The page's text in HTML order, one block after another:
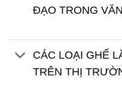
ĐẠO TRONG
CÁC LOẠI GHẾ
TRÊN THỊ